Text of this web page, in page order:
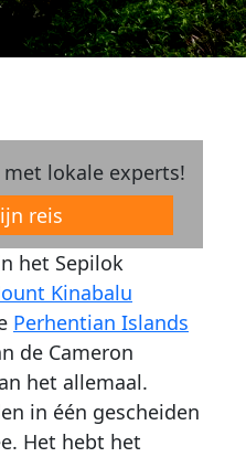
lokale experts!
reis
het Sepilok
Kinabalu
Perhentian Islands
de Cameron
het allemaal.
in één gescheiden
Het hebt het